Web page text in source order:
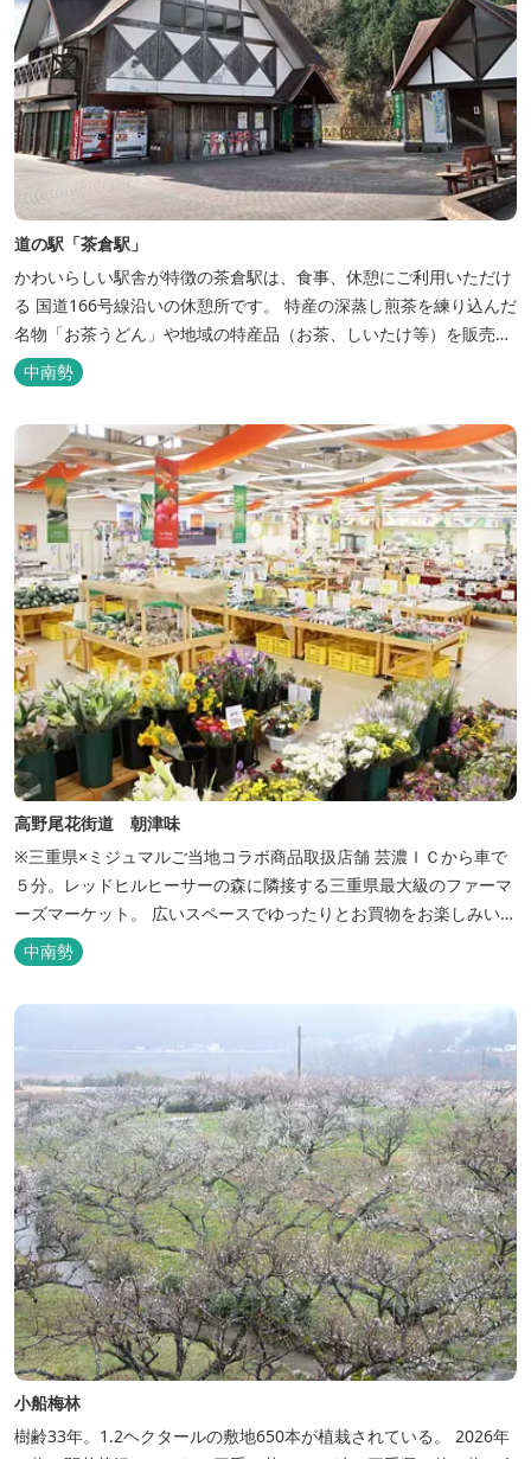
道の駅「茶倉駅」
かわいらしい駅舎が特徴の茶倉駅は、食事、休憩にご利用いただけ
る 国道166号線沿いの休憩所です。 特産の深蒸し煎茶を練り込んだ
名物「お茶うどん」や地域の特産品（お茶、しいたけ等）を販売。
吊り橋をわたれば宿泊施設のエバーグレイズ香肌峡まですぐ。 【イ
チオシ名物】 ・味噌カツ丼…地元産の甘味噌を使ったボリュームた
中南勢
高野尾花街道 朝津味
※三重県×ミジュマルご当地コラボ商品取扱店舗 芸濃ＩＣから車で
５分。レッドヒルヒーサーの森に隣接する三重県最大級のファーマ
ーズマーケット。 広いスペースでゆったりとお買物をお楽しみいた
だけます。 400軒以上の地元農家さんたちから届く新鮮な野菜や果
物、地元の特産品やお土産などが売場に並ぶほか、地域食材を使っ
中南勢
小船梅林
樹齢33年。1.2ヘクタールの敷地650本が植栽されている。 2026年